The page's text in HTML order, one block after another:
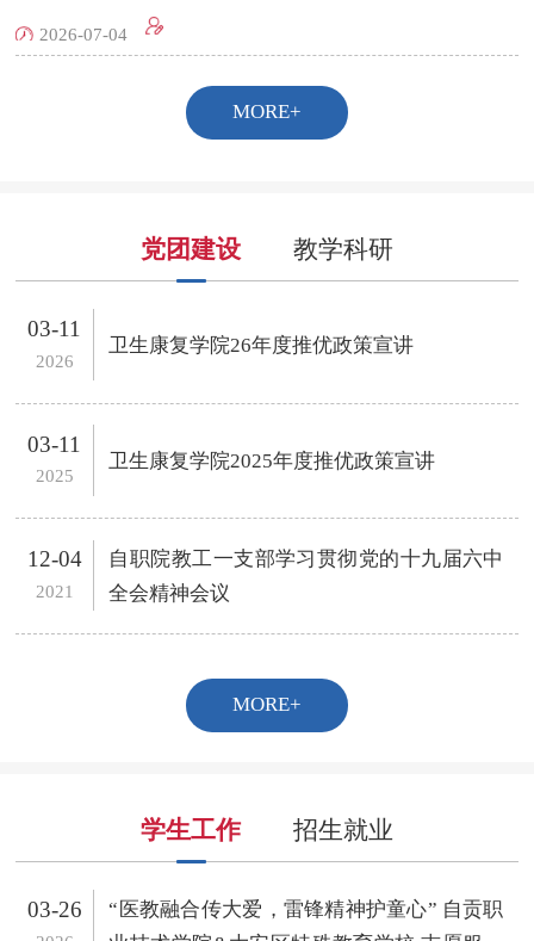
2026-07-04
MORE+
党团建设 教学科研
03-11
2026
卫生康复学院26年度推优政策宣讲
03-11
2025
卫生康复学院2025年度推优政策宣讲
12-04
2021
自职院教工一支部学习贯彻党的十九届六中
全会精神会议
MORE+
学生工作 招生就业
03-26
“医教融合传大爱，雷锋精神护童心” 自贡职